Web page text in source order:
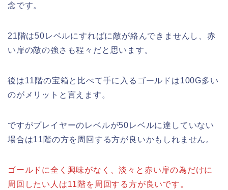
念です。
21階は50レベルにすればに敵が絡んできませんし、赤
い扉の敵の強さも程々だと思います。
後は11階の宝箱と比べて手に入るゴールドは100G多い
のがメリットと言えます。
ですがプレイヤーのレベルが50レベルに達していない
場合は11階の方を周回する方が良いかもしれません。
ゴールドに全く興味がなく、淡々と赤い扉の為だけに
周回したい人は11階を周回する方が良いです。